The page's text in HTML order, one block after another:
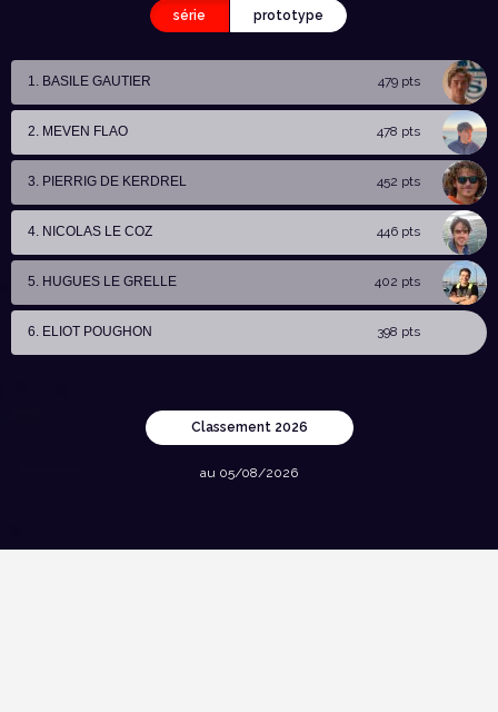
série prototype
1. BASILE GAUTIER 479 pts
2. MEVEN FLAO 478 pts
3. PIERRIG DE KERDREL 452 pts
4. NICOLAS LE COZ 446 pts
5. HUGUES LE GRELLE 402 pts
6. ELIOT POUGHON 398 pts
Classement 2026
au 05/08/2026